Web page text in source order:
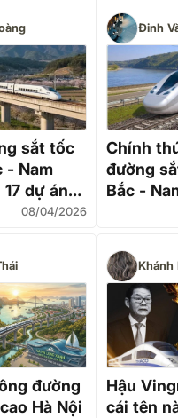
sắt tốc
- Nam
dự án
08/04/2026
Đinh
Chính
đường
Bắc -
sẽ được
đường
Hà Nội
Khánh
Hậu
cái tên